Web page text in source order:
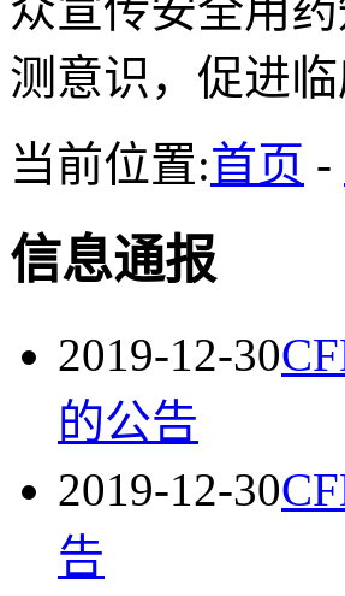
众宣传安全用
测意识，促进
当前位置:首页 -
信息通报
2019-12-30
的公告
2019-12-30
告